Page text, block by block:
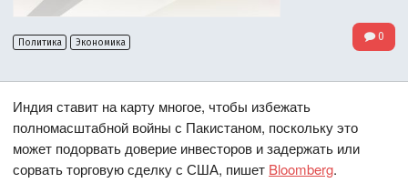
Политика Экономика 0
Индия ставит на карту многое, чтобы избежать
полномасштабной войны с Пакистаном, поскольку это
может подорвать доверие инвесторов и задержать или
сорвать торговую сделку с США, пишет Bloomberg.